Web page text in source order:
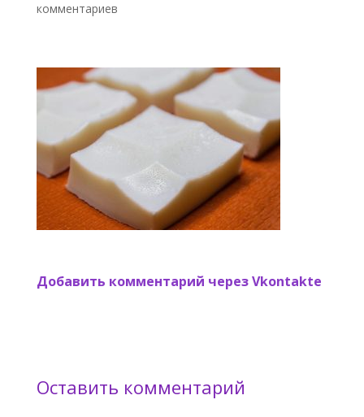
комментариев
Добавить комментарий через Vkontakte
Оставить комментарий